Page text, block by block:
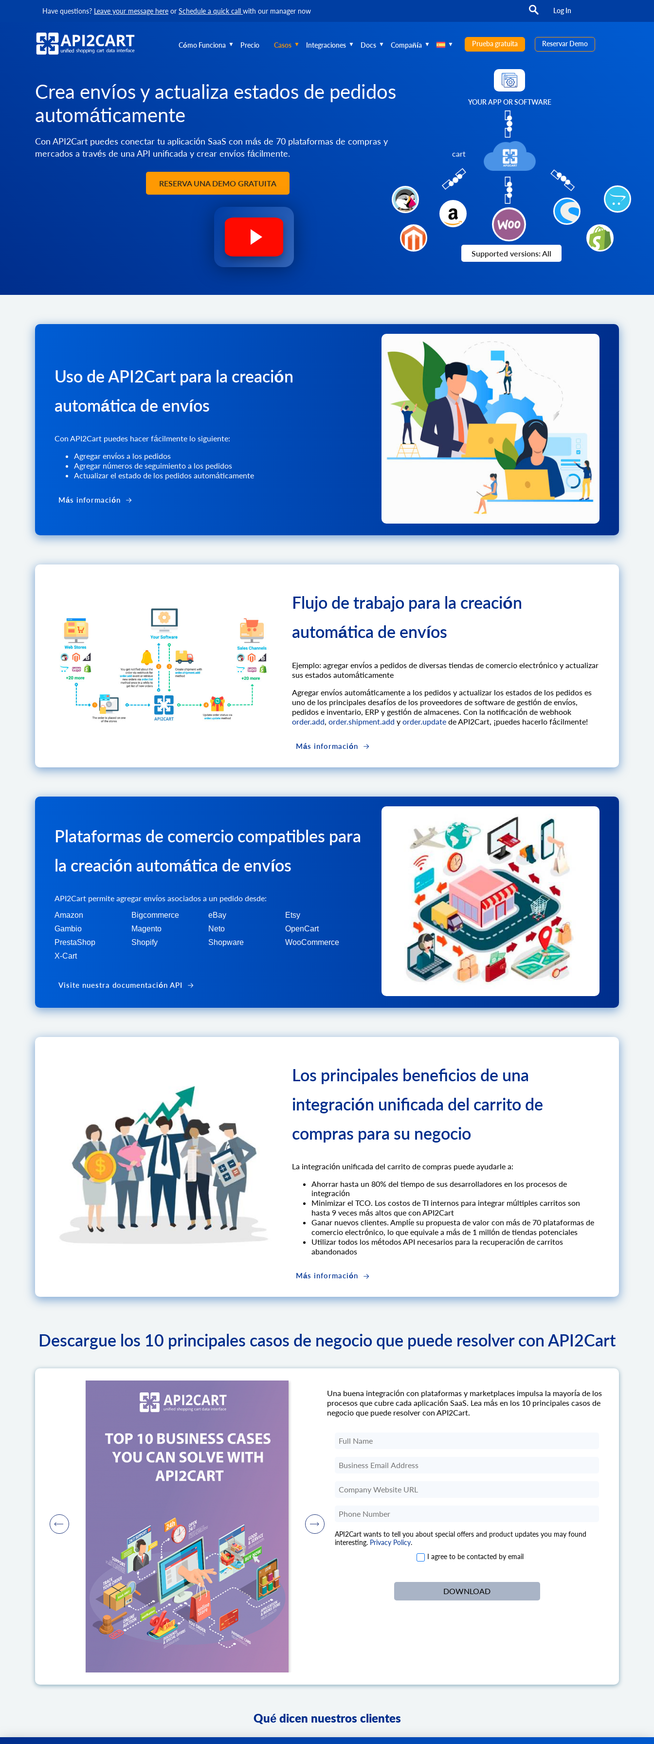
Have questions? Leave your message here or Schedule a quick call with our manager now Log In
Cómo Funciona Precio Casos Integraciones Docs Compañía Prueba gratuita Reservar Demo
Crea envíos y actualiza estados de pedidos
automáticamente
Con API2Cart puedes conectar tu aplicación SaaS con más de 70 plataformas de compras y
mercados a través de una API unificada y crear envíos fácilmente.
RESERVA UNA DEMO GRATUITA
YOUR APP OR SOFTWARE
Supported versions: All
Uso de API2Cart para la creación
automática de envíos
Con API2Cart puedes hacer fácilmente lo siguiente:
Agregar envíos a los pedidos
Agregar números de seguimiento a los pedidos
Actualizar el estado de los pedidos automáticamente
Más información
Flujo de trabajo para la creación
automática de envíos
Ejemplo: agregar envíos a pedidos de diversas tiendas de comercio electrónico y actualizar
sus estados automáticamente
Agregar envíos automáticamente a los pedidos y actualizar los estados de los pedidos es
uno de los principales desafíos de los proveedores de software de gestión de envíos,
pedidos e inventario, ERP y gestión de almacenes. Con la notificación de webhook
order.add order.shipment.add y order.update de API2Cart, ¡puedes hacerlo fácilmente!
Más información
Plataformas de comercio compatibles para
la creación automática de envíos
API2Cart permite agregar envíos asociados a un pedido desde:
Amazon Bigcommerce eBay
Etsy
Gambio
Magento Neto
OpenCart
PrestaShop
Shopify Shopware
WooCommerce
X-Cart
Visite nuestra documentación API
Los principales beneficios de una
integración unificada del carrito de
compras para su negocio
La integración unificada del carrito de compras puede ayudarle a:
Ahorrar hasta un 80% del tiempo de sus desarrolladores en los procesos de
integración
Minimizar el TCO. Los costos de TI internos para integrar múltiples carritos son
hasta 9 veces más altos que con API2Cart
Ganar nuevos clientes. Amplíe su propuesta de valor con más de 70 plataformas de
comercio electrónico, lo que equivale a más de 1 millón de tiendas potenciales
Utilizar todos los métodos API necesarios para la recuperación de carritos
abandonados
Más información
Descargue los 10 principales casos de negocio que puede resolver con API2Cart
Una buena integración con plataformas y marketplaces impulsa la mayoría de los
procesos que cubre cada aplicación SaaS. Lea más en los 10 principales casos de
negocio que puede resolver con API2Cart.
API2Cart wants to tell you about special offers and product updates you may found
interesting. Privacy Policy.
I agree to be contacted by email
Qué dicen nuestros clientes